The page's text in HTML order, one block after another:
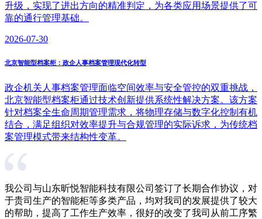
升级，实现了进出方向的精准判定，为各类应用场景提供了可
靠的通行管理基础。
2026-07-30
北京智能型档案柜：政企人事档案管理现代化转型
政企机关人事档案管理面临空间效率与安全管控的双重挑战，
北京智能型档案柜通过技术创新提供系统性解决方案。该方案
针对档案全生命周期管理需求，将物理存储与数字化控制有机
结合，满足组织对效率提升与合规管理的实际诉求，为传统档
案管理模式带来结构性变革。
我公司与山东昕悦智能科技有限公司签订了长期合作协议，对
于贵司生产的智能柜等多类产品，均对我司的发展提供了较大
的帮助，提高了工作生产效率，很好的改变了我司从前工序繁